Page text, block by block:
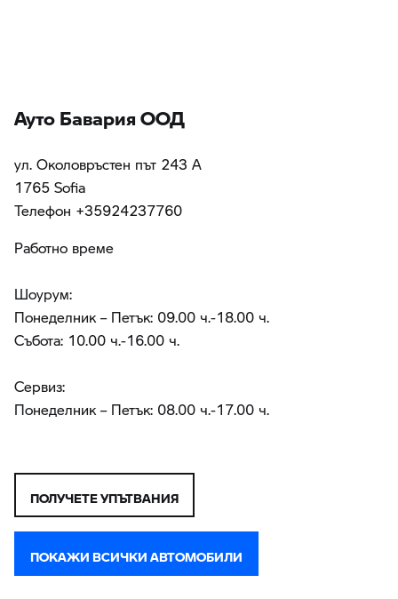
Ауто Бавария ООД
ул. Околовръстен път 243 А
1765 Sofia
Teлефон +35924237760
Работно време
Шоурум:
Понеделник – Петък: 09.00 ч.-18.00 ч.
Събота: 10.00 ч.-16.00 ч.
Сервиз:
Понеделник – Петък: 08.00 ч.-17.00 ч.
ПОЛУЧЕТЕ УПЪТВАНИЯ
ПОКАЖИ ВСИЧКИ АВТОМОБИЛИ